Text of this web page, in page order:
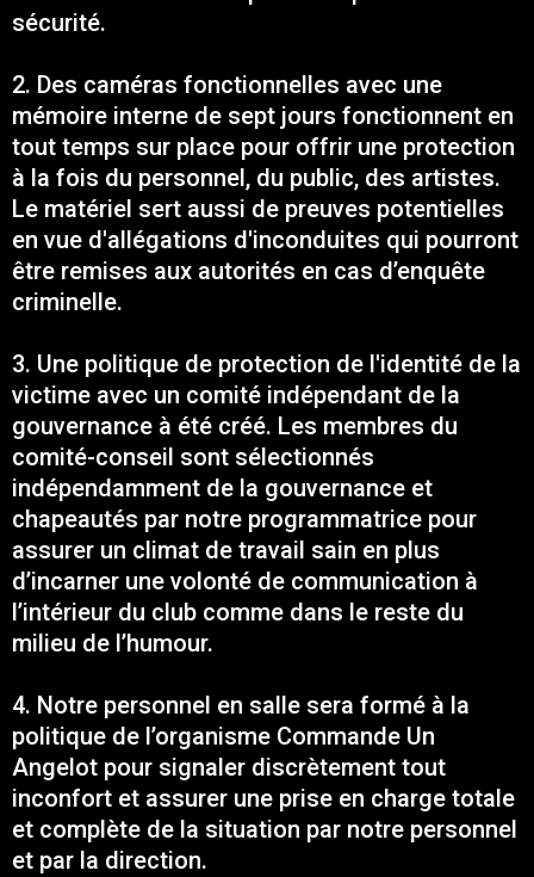
sécurité.
2. Des caméras fonctionnelles avec une
mémoire interne de sept jours fonctionnent en
tout temps sur place pour offrir une protection
à la fois du personnel, du public, des artistes.
Le matériel sert aussi de preuves potentielles
en vue d'allégations d'inconduites qui pourront
être remises aux autorités en cas d’enquête
criminelle.
3. Une politique de protection de l'identité de la
victime avec un comité indépendant de la
gouvernance à été créé. Les membres du
comité-conseil sont sélectionnés
indépendamment de la gouvernance et
chapeautés par notre programmatrice pour
assurer un climat de travail sain en plus
d’incarner une volonté de communication à
l’intérieur du club comme dans le reste du
milieu de l’humour.
4. Notre personnel en salle sera formé à la
politique de l’organisme Commande Un
Angelot pour signaler discrètement tout
inconfort et assurer une prise en charge totale
et complète de la situation par notre personnel
et par la direction.